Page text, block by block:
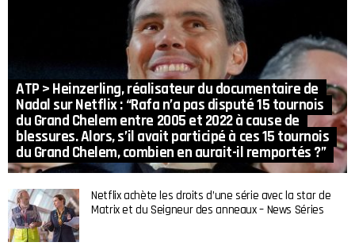
ATP > Heinzerling, réalisateur du documentaire de
Nadal sur Netflix : “Rafa n’a pas disputé 15 tournois
du Grand Chelem entre 2005 et 2022 à cause de
blessures. Alors, s’il avait participé à ces 15 tournois
du Grand Chelem, combien en aurait-il remportés ?”
Netflix achète les droits d’une série avec la star de
Matrix et du Seigneur des anneaux – News Séries